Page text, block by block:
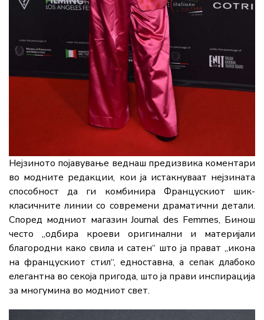
Нејзиното појавување веднаш предизвика коментари
во модните редакции, кои ја истакнуваат нејзината
способност да ги комбинира Францускиот шик-
класичните линии со современи драматични детали.
Според модниот магазин Journal des Femmes, Бинош
често „одбира кроеви оригинални и материјали
благородни како свила и сатен“ што ја прават „икона
на францускиот стил“, едноставна, а сепак длабоко
елегантна во секоја пригода, што ја прави инспирација
за многумина во модниот свет.